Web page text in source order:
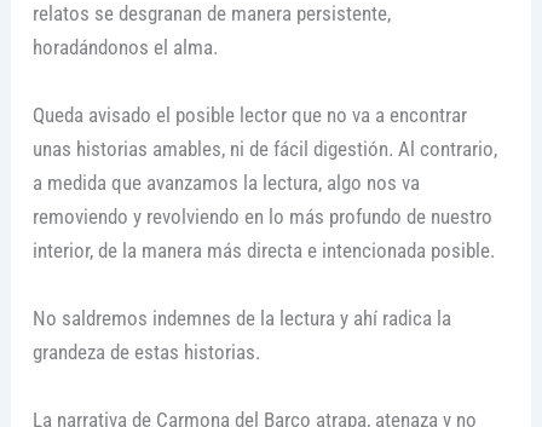
relatos se desgranan de manera persistente,
horadándonos el alma.
Queda avisado el posible lector que no va a encontrar
unas historias amables, ni de fácil digestión. Al contrario,
a medida que avanzamos la lectura, algo nos va
removiendo y revolviendo en lo más profundo de nuestro
interior, de la manera más directa e intencionada posible.
No saldremos indemnes de la lectura y ahí radica la
grandeza de estas historias.
La narrativa de Carmona del Barco atrapa, atenaza y no